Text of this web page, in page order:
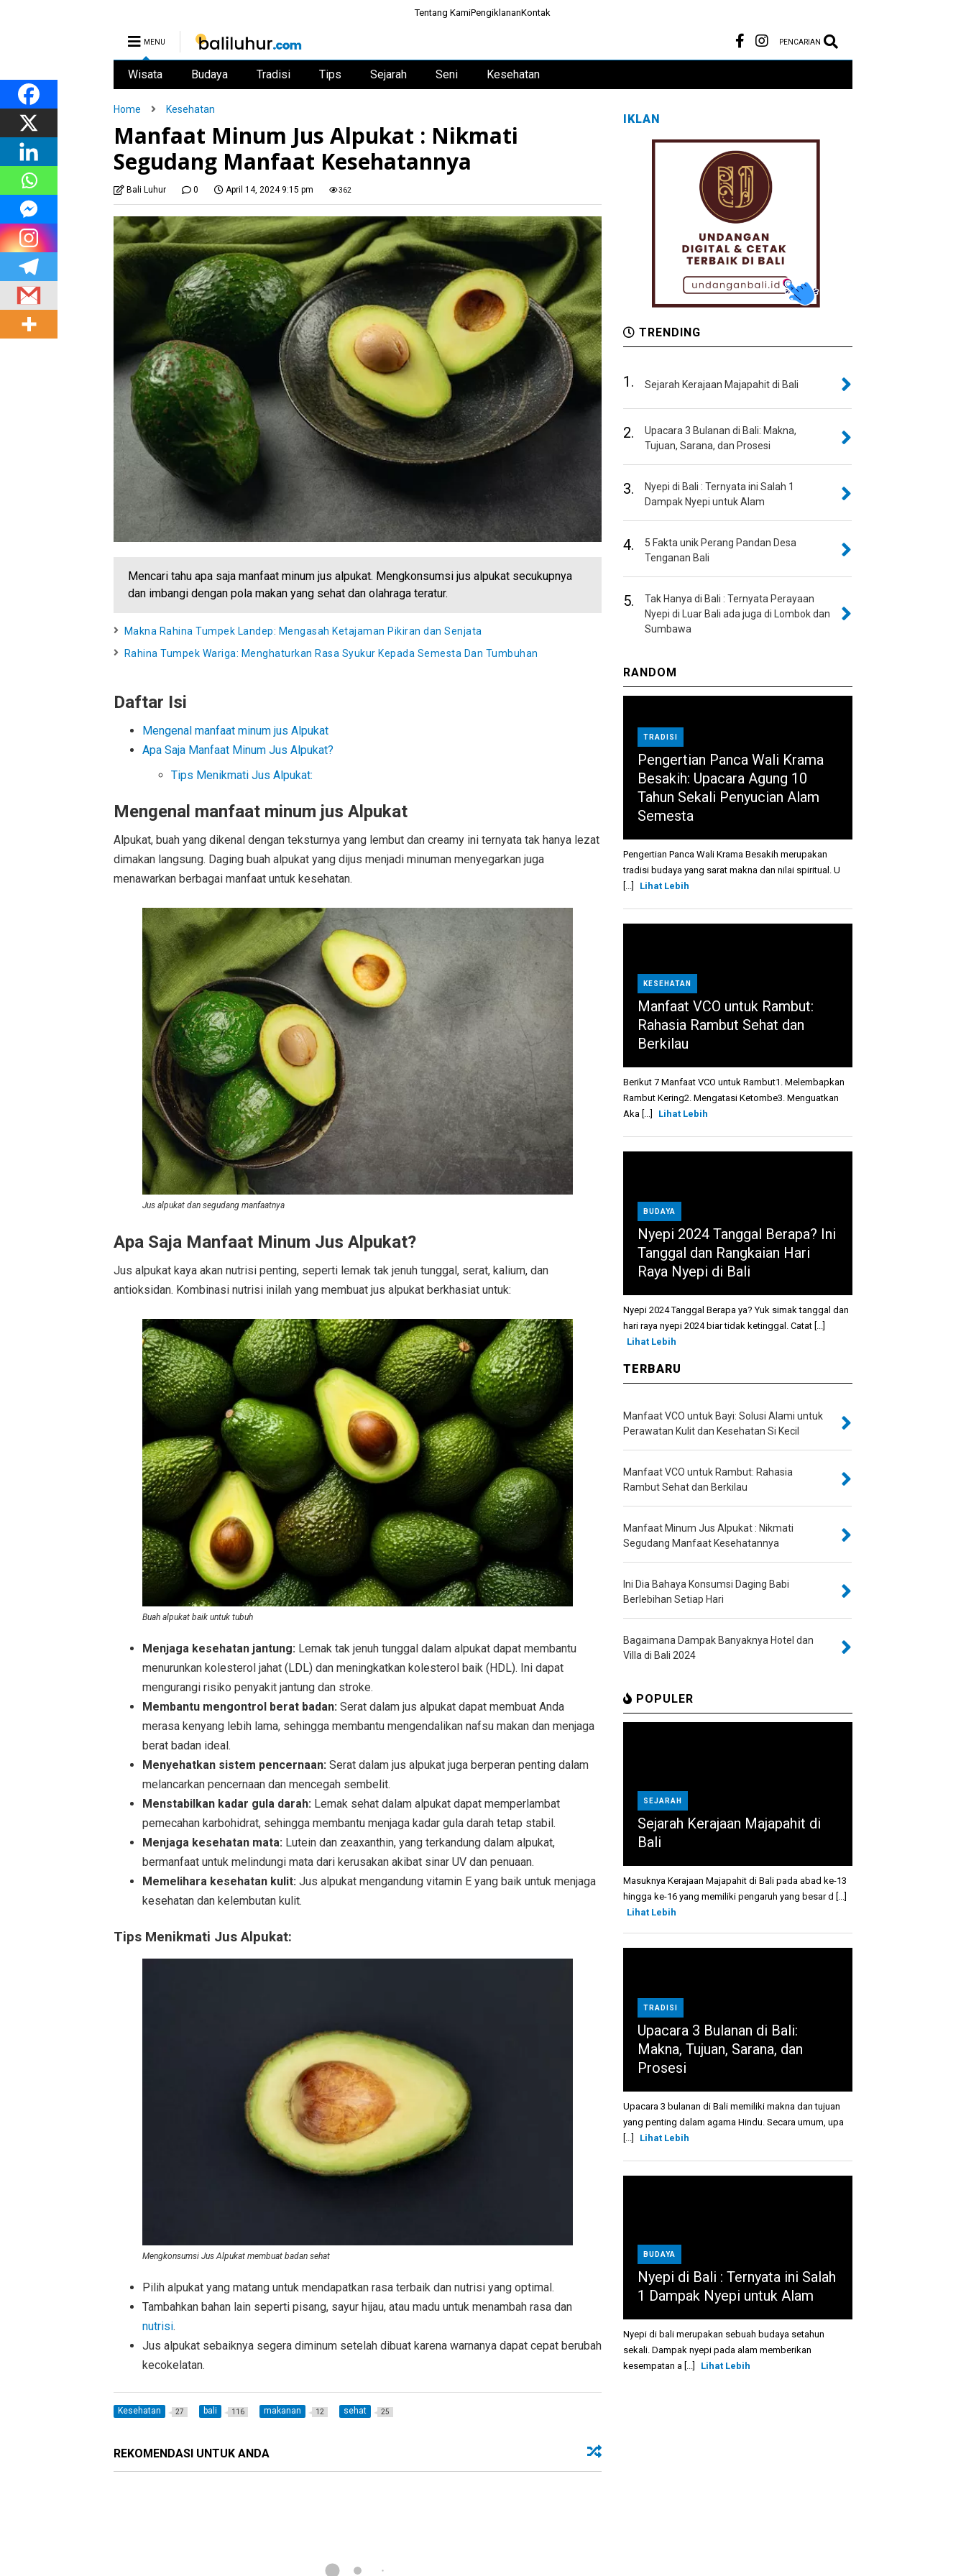
Tentang KamiPengiklananKontak
MENU PENCARIAN
Wisata Budaya Tradisi Tips Sejarah Seni Kesehatan
Home Kesehatan
Manfaat Minum Jus Alpukat : Nikmati
Segudang Manfaat Kesehatannya
Bali Luhur 0 April 14, 2024 9:15 pm 362
Mencari tahu apa saja manfaat minum jus alpukat. Mengkonsumsi jus alpukat secukupnya
dan imbangi dengan pola makan yang sehat dan olahraga teratur.
Makna Rahina Tumpek Landep: Mengasah Ketajaman Pikiran dan Senjata
Rahina Tumpek Wariga: Menghaturkan Rasa Syukur Kepada Semesta Dan Tumbuhan
Daftar Isi
Mengenal manfaat minum jus Alpukat
Apa Saja Manfaat Minum Jus Alpukat?
Tips Menikmati Jus Alpukat:
Mengenal manfaat minum jus Alpukat
Alpukat, buah yang dikenal dengan teksturnya yang lembut dan creamy ini ternyata tak hanya lezat
dimakan langsung. Daging buah alpukat yang dijus menjadi minuman menyegarkan juga
menawarkan berbagai manfaat untuk kesehatan.
Jus alpukat dan segudang manfaatnya
Apa Saja Manfaat Minum Jus Alpukat?
Jus alpukat kaya akan nutrisi penting, seperti lemak tak jenuh tunggal, serat, kalium, dan
antioksidan. Kombinasi nutrisi inilah yang membuat jus alpukat berkhasiat untuk:
Buah alpukat baik untuk tubuh
Menjaga kesehatan jantung: Lemak tak jenuh tunggal dalam alpukat dapat membantu
menurunkan kolesterol jahat (LDL) dan meningkatkan kolesterol baik (HDL). Ini dapat
mengurangi risiko penyakit jantung dan stroke.
Membantu mengontrol berat badan: Serat dalam jus alpukat dapat membuat Anda
merasa kenyang lebih lama, sehingga membantu mengendalikan nafsu makan dan menjaga
berat badan ideal.
Menyehatkan sistem pencernaan: Serat dalam jus alpukat juga berperan penting dalam
melancarkan pencernaan dan mencegah sembelit.
Menstabilkan kadar gula darah: Lemak sehat dalam alpukat dapat memperlambat
pemecahan karbohidrat, sehingga membantu menjaga kadar gula darah tetap stabil.
Menjaga kesehatan mata: Lutein dan zeaxanthin, yang terkandung dalam alpukat,
bermanfaat untuk melindungi mata dari kerusakan akibat sinar UV dan penuaan.
Memelihara kesehatan kulit: Jus alpukat mengandung vitamin E yang baik untuk menjaga
kesehatan dan kelembutan kulit.
Tips Menikmati Jus Alpukat:
Mengkonsumsi Jus Alpukat membuat badan sehat
Pilih alpukat yang matang untuk mendapatkan rasa terbaik dan nutrisi yang optimal.
Tambahkan bahan lain seperti pisang, sayur hijau, atau madu untuk menambah rasa dan
nutrisi.
Jus alpukat sebaiknya segera diminum setelah dibuat karena warnanya dapat cepat berubah
kecokelatan.
Kesehatan 27 bali 116 makanan 12 sehat 25
REKOMENDASI UNTUK ANDA
IKLAN
TRENDING
1. Sejarah Kerajaan Majapahit di Bali
2.
Upacara 3 Bulanan di Bali: Makna,
Tujuan, Sarana, dan Prosesi
3.
Nyepi di Bali : Ternyata ini Salah 1
Dampak Nyepi untuk Alam
4.
5 Fakta unik Perang Pandan Desa
Tenganan Bali
5.
Tak Hanya di Bali : Ternyata Perayaan
Nyepi di Luar Bali ada juga di Lombok dan
Sumbawa
RANDOM
TRADISI
Pengertian Panca Wali Krama
Besakih: Upacara Agung 10
Tahun Sekali Penyucian Alam
Semesta
Pengertian Panca Wali Krama Besakih merupakan
tradisi budaya yang sarat makna dan nilai spiritual. U
Lihat Lebih
KESEHATAN
Manfaat VCO untuk Rambut:
Rahasia Rambut Sehat dan
Berkilau
Berikut 7 Manfaat VCO untuk Rambut1. Melembapkan
Rambut Kering2. Mengatasi Ketombe3. Menguatkan
Aka [...]
Lihat Lebih
BUDAYA
Nyepi 2024 Tanggal Berapa? Ini
Tanggal dan Rangkaian Hari
Raya Nyepi di Bali
Nyepi 2024 Tanggal Berapa ya? Yuk simak tanggal dan
hari raya nyepi 2024 biar tidak ketinggal. Catat [...]
Lihat Lebih
TERBARU
Manfaat VCO untuk Bayi: Solusi Alami untuk
Perawatan Kulit dan Kesehatan Si Kecil
Manfaat VCO untuk Rambut: Rahasia
Rambut Sehat dan Berkilau
Manfaat Minum Jus Alpukat : Nikmati
Segudang Manfaat Kesehatannya
Ini Dia Bahaya Konsumsi Daging Babi
Berlebihan Setiap Hari
Bagaimana Dampak Banyaknya Hotel dan
Villa di Bali 2024
POPULER
SEJARAH
Sejarah Kerajaan Majapahit di
Bali
Masuknya Kerajaan Majapahit di Bali pada abad ke-13
hingga ke-16 yang memiliki pengaruh yang besar d [...]
Lihat Lebih
TRADISI
Upacara 3 Bulanan di Bali:
Makna, Tujuan, Sarana, dan
Prosesi
Upacara 3 bulanan di Bali memiliki makna dan tujuan
yang penting dalam agama Hindu. Secara umum, upa
Lihat Lebih
BUDAYA
Nyepi di Bali : Ternyata ini Salah
1 Dampak Nyepi untuk Alam
Nyepi di bali merupakan sebuah budaya setahun
sekali. Dampak nyepi pada alam memberikan
kesempatan a [...]
Lihat Lebih